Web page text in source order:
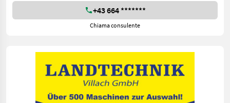
+43 664 *******
Chiama consulente